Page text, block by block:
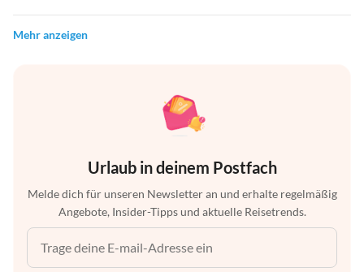
Mehr anzeigen
Urlaub in deinem Postfach
Melde dich für unseren Newsletter an und erhalte regelmäßig
Angebote, Insider-Tipps und aktuelle Reisetrends.